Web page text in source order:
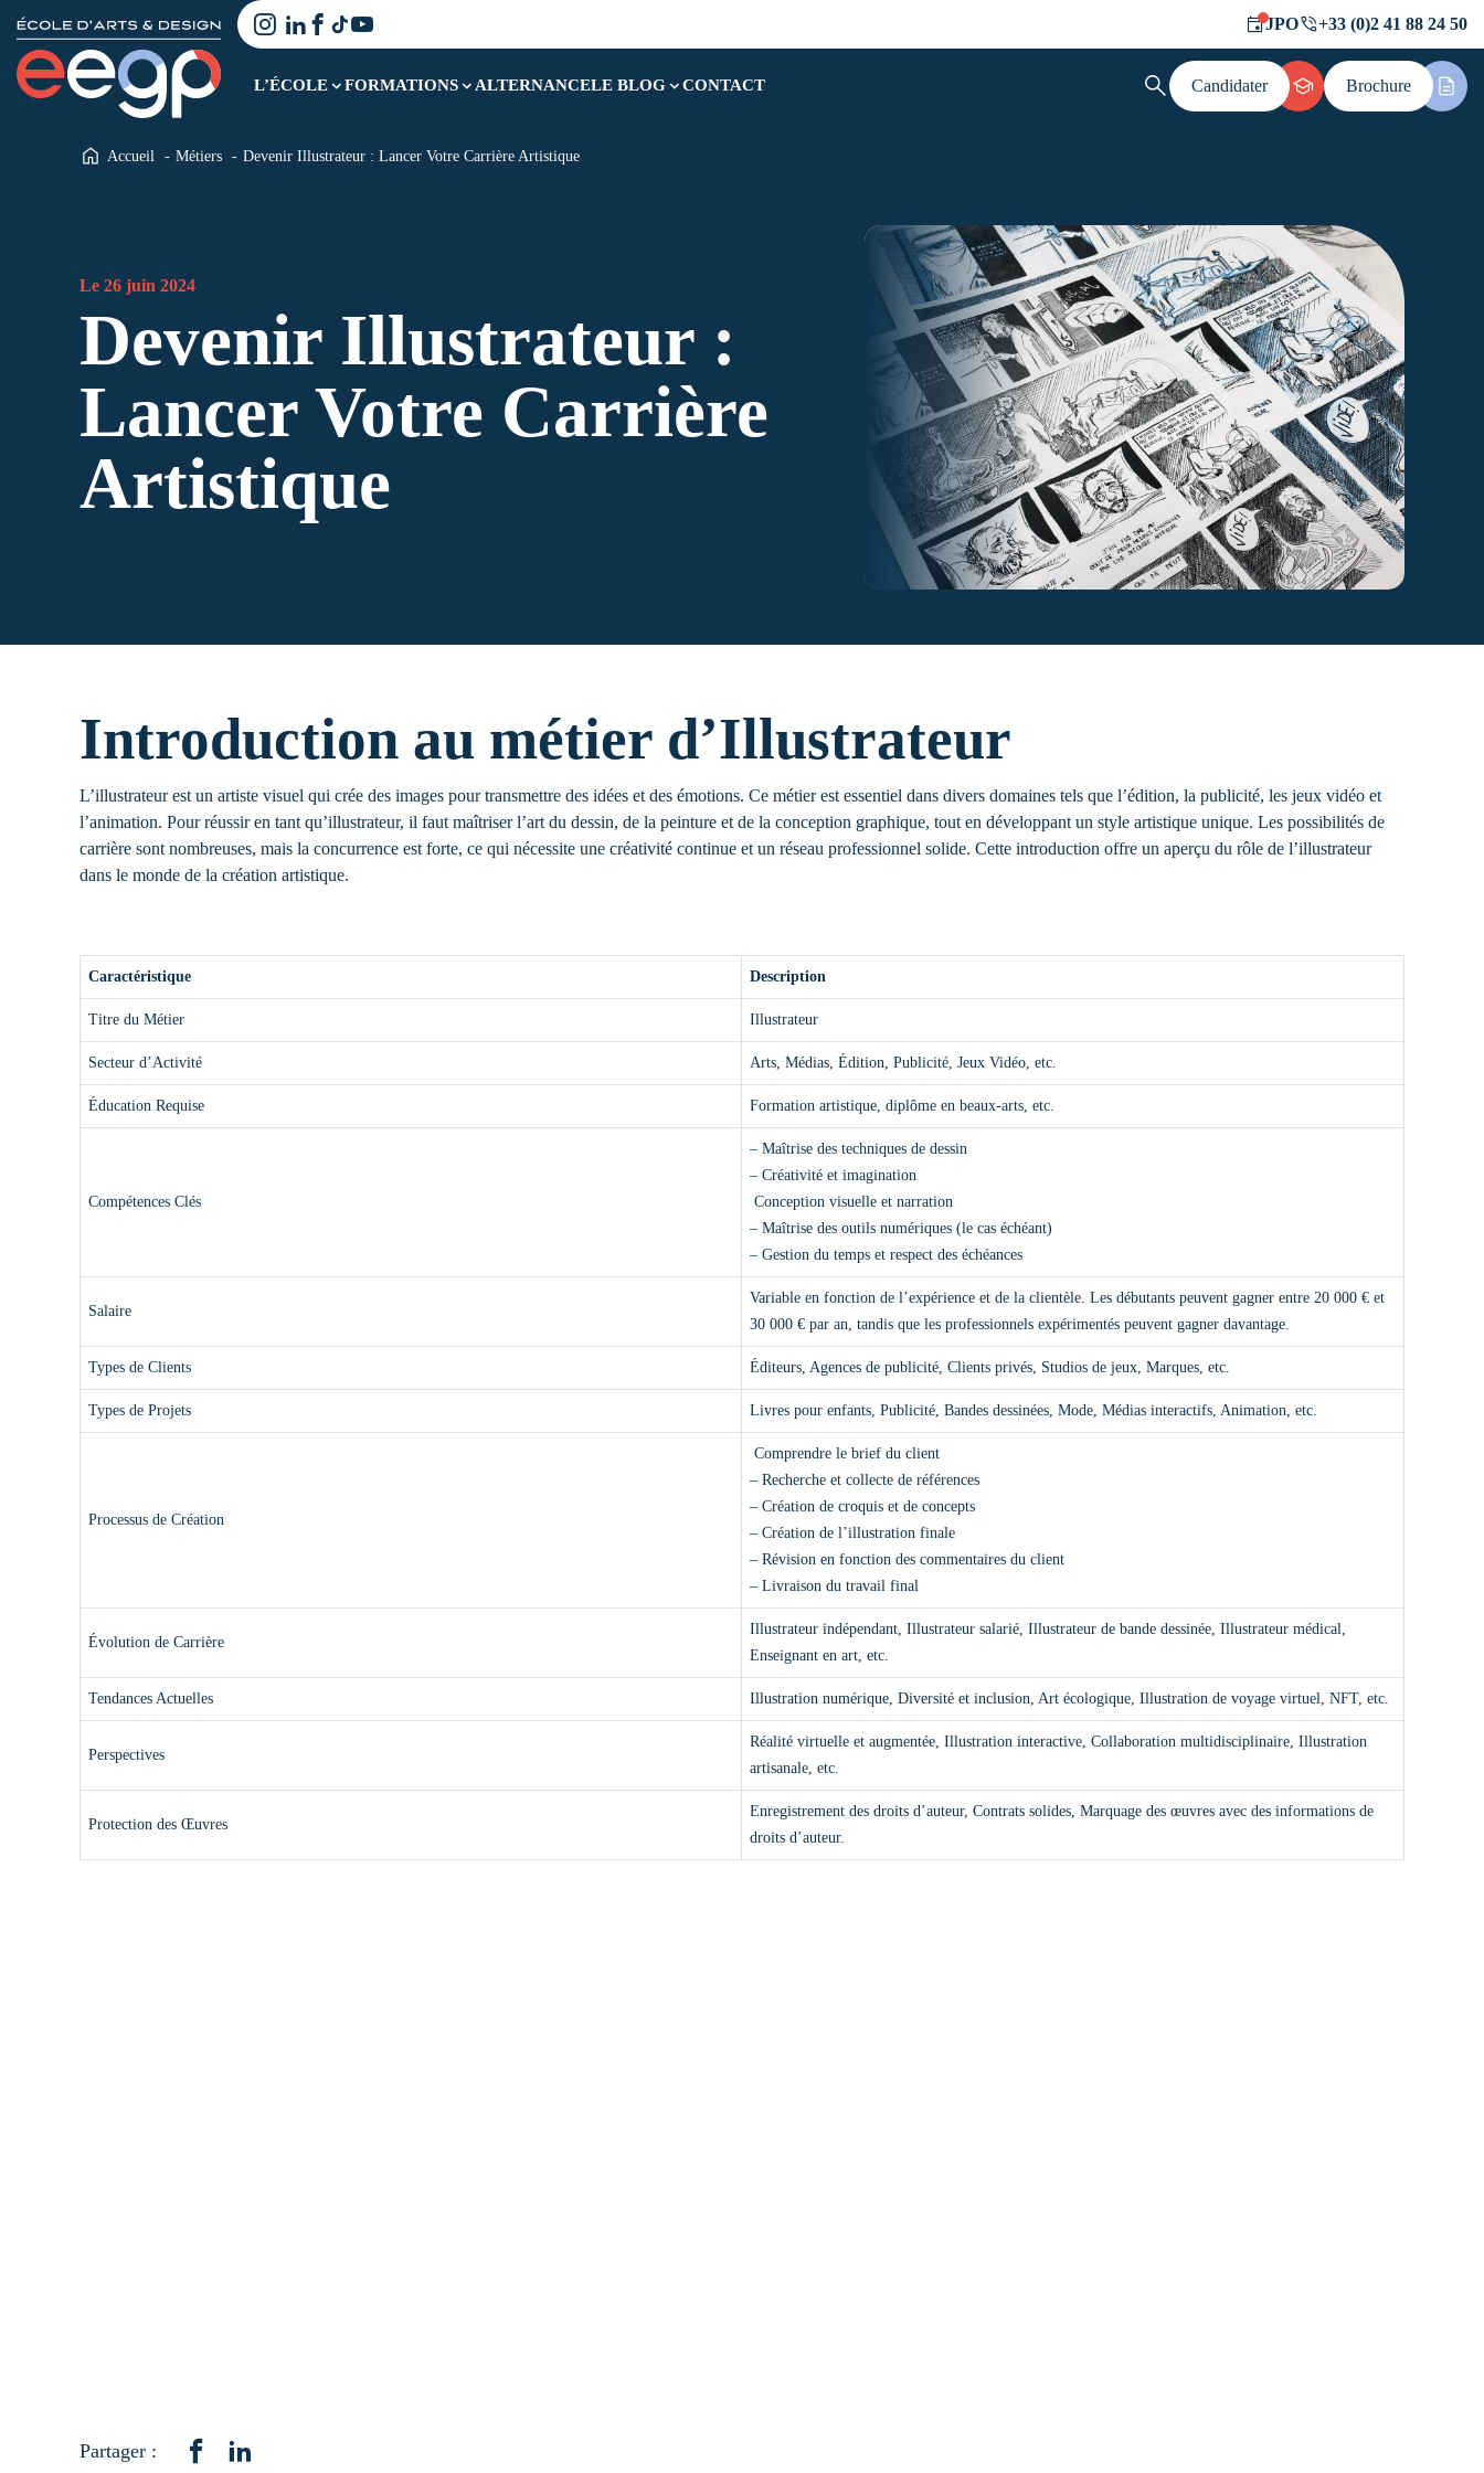
JPO +33 (0)2 41 88 24 50
L’ÉCOLE FORMATIONS ALTERNANCELE BLOG CONTACT Candidater Brochure
Accueil Métiers Devenir Illustrateur : Lancer Votre Carrière Artistique
Le 26 juin 2024
Devenir Illustrateur :
Lancer Votre Carrière
Artistique
Introduction au métier d’Illustrateur
L’illustrateur est un artiste visuel qui crée des images pour transmettre des idées et des émotions. Ce métier est essentiel dans divers domaines tels que l’édition, la publicité, les jeux vidéo et
l’animation. Pour réussir en tant qu’illustrateur, il faut maîtriser l’art du dessin, de la peinture et de la conception graphique, tout en développant un style artistique unique. Les possibilités de
carrière sont nombreuses, mais la concurrence est forte, ce qui nécessite une créativité continue et un réseau professionnel solide. Cette introduction offre un aperçu du rôle de l’illustrateur
dans le monde de la création artistique.
Caractéristique Description
Titre du Métier Illustrateur
Secteur d’Activité Arts, Médias, Édition, Publicité, Jeux Vidéo, etc.
Éducation Requise Formation artistique, diplôme en beaux-arts, etc.
Compétences Clés
– Maîtrise des techniques de dessin
– Créativité et imagination
Conception visuelle et narration
– Maîtrise des outils numériques (le cas échéant)
– Gestion du temps et respect des échéances
Salaire
Variable en fonction de l’expérience et de la clientèle. Les débutants peuvent gagner entre 20 000 € et
30 000 € par an, tandis que les professionnels expérimentés peuvent gagner davantage.
Types de Clients Éditeurs, Agences de publicité, Clients privés, Studios de jeux, Marques, etc.
Types de Projets Livres pour enfants, Publicité, Bandes dessinées, Mode, Médias interactifs, Animation, etc.
Processus de Création
Comprendre le brief du client
– Recherche et collecte de références
– Création de croquis et de concepts
– Création de l’illustration finale
– Révision en fonction des commentaires du client
– Livraison du travail final
Évolution de Carrière
Illustrateur indépendant, Illustrateur salarié, Illustrateur de bande dessinée, Illustrateur médical,
Enseignant en art, etc.
Tendances Actuelles Illustration numérique, Diversité et inclusion, Art écologique, Illustration de voyage virtuel, NFT, etc.
Perspectives
Réalité virtuelle et augmentée, Illustration interactive, Collaboration multidisciplinaire, Illustration
artisanale, etc.
Protection des Œuvres
Enregistrement des droits d’auteur, Contrats solides, Marquage des œuvres avec des informations de
droits d’auteur.
Partager :